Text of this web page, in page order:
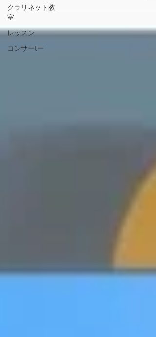
クラリネット教
室
レッスン
コンサーtー
ないように焼き付けた。それは2...